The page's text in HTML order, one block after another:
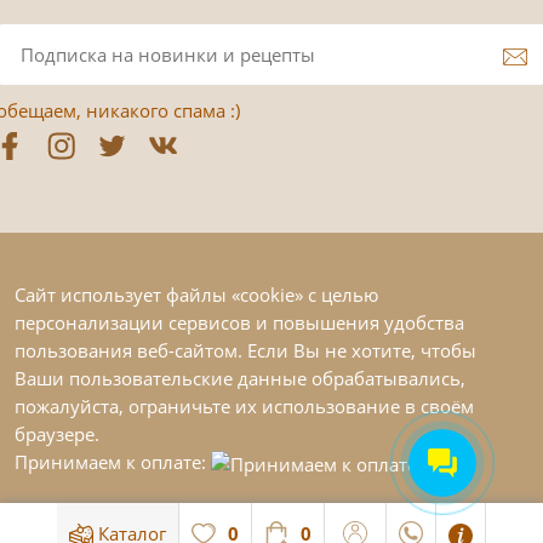
Каталог 0 0
никакого спама :)
Сайт использует файлы «cookie» с целью
персонализации сервисов и повышения удобства
пользования веб-сайтом. Если Вы не хотите, чтобы
Ваши пользовательские данные обрабатывались,
пожалуйста, ограничьте их использование в своём
браузере.
Принимаем к оплате: